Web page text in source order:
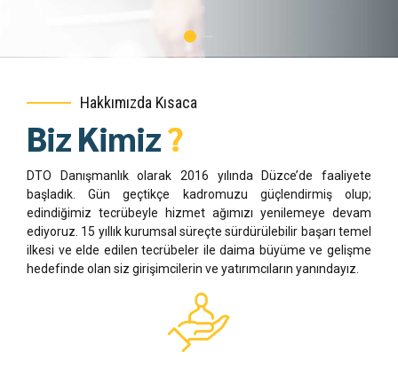
Hakkımızda Kısaca
Biz Kimiz?
DTO Danışmanlık olarak 2016 yılında Düzce’de faaliyete
başladık. Gün geçtikçe kadromuzu güçlendirmiş olup;
edindiğimiz tecrübeyle hizmet ağımızı yenilemeye devam
ediyoruz. 15 yıllık kurumsal süreçte sürdürülebilir başarı temel
ilkesi ve elde edilen tecrübeler ile daima büyüme ve gelişme
hedefinde olan siz girişimcilerin ve yatırımcıların yanındayız.
0
1
2
3
5
6
0
1
0
1
2
3
0
1
2
3